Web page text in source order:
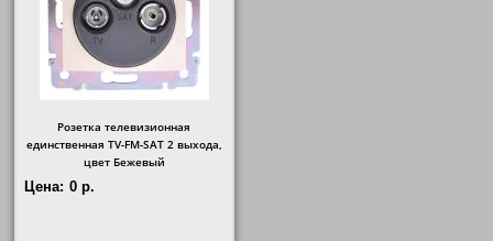
Розетка телевизионная
единственная ТV-FМ-SАТ 2 выхода,
цвет Бежевый
Цена: 0 р.